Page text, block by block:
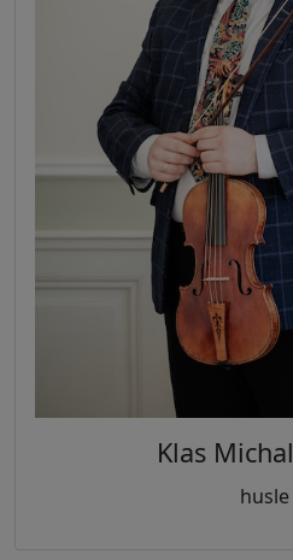
Klas Michal
husle